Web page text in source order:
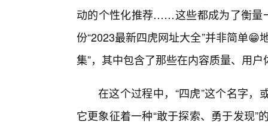
动的个性化推荐……这些都成为了衡量
份“2023最新四虎网址大全”并非简单😁
集”，其中包含了那些在内容质量、用
在这个过程中，“四虎”这个名字
它更象征着一种“敢于探索、勇于发现